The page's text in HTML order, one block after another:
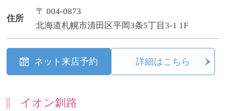
住所
〒 004-0873
北海道札幌市清田区平岡3条5丁目3-1 1F
ネット来店予約 詳細はこちら
イオン釧路